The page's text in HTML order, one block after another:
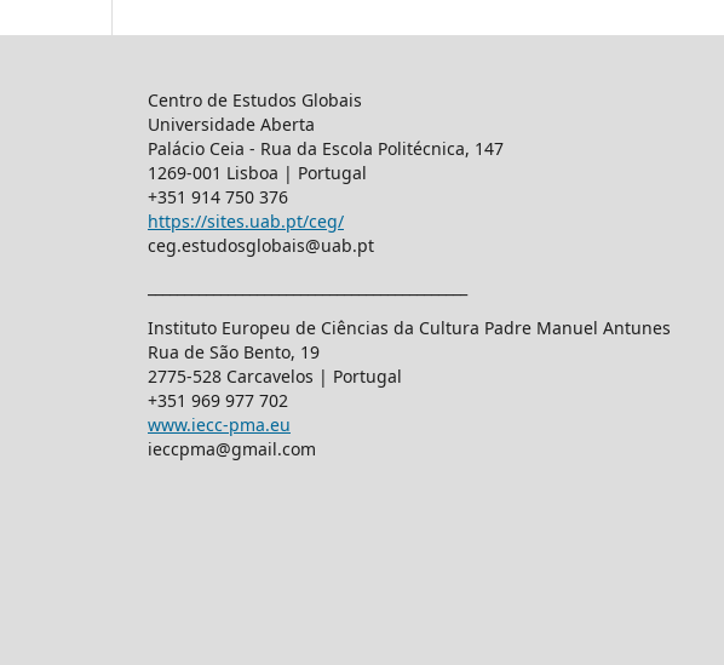
Centro de Estudos Globais
Universidade Aberta
Palácio Ceia - Rua da Escola Politécnica, 147
1269-001 Lisboa | Portugal
+351 914 750 376
https://sites.uab.pt/ceg/
ceg.estudosglobais@uab.pt
Instituto Europeu de Ciências da Cultura Padre Manuel Antunes
Rua de São Bento, 19
2775-528 Carcavelos | Portugal
+351 969 977 702
www.iecc-pma.eu
ieccpma@gmail.com